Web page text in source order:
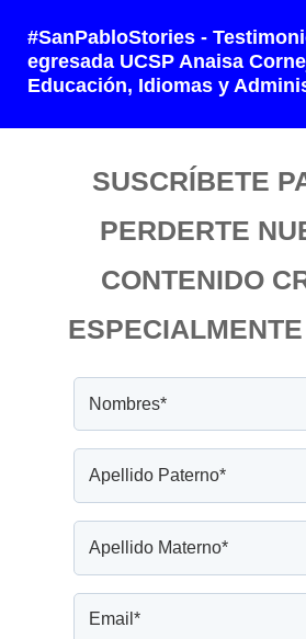
#SanPabloStories -
egresada UCSP Anaisa
Educación, Idiomas y
SUSCRÍBETE
PERDERTE
CONTENIDO